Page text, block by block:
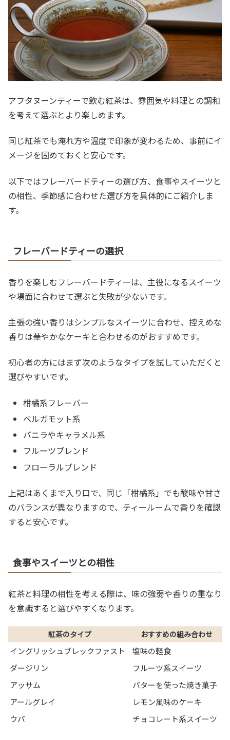
アフタヌーンティーで飲む紅茶は、雰囲気や料理との調和
を考えて選ぶとより楽しめます。
同じ紅茶でも淹れ方や温度で印象が変わるため、事前にイ
メージを固めておくと安心です。
以下ではフレーバードティーの選び方、食事やスイーツと
の相性、季節感に合わせた選び方を具体的にご紹介しま
す。
フレーバードティーの選択
香りを楽しむフレーバードティーは、主役になるスイーツ
や場面に合わせて選ぶと失敗が少ないです。
主張の強い香りはシンプルなスイーツに合わせ、控えめな
香りは華やかなケーキと合わせるのがおすすめです。
初心者の方にはまず次のようなタイプを試していただくと
選びやすいです。
柑橘系フレーバー
ベルガモット系
バニラやキャラメル系
フルーツブレンド
フローラルブレンド
上記はあくまで入り口で、同じ「柑橘系」でも酸味や甘さ
のバランスが異なりますので、ティールームで香りを確認
すると安心です。
食事やスイーツとの相性
紅茶と料理の相性を考える際は、味の強弱や香りの重なり
を意識すると選びやすくなります。
紅茶のタイプ おすすめの組み合わせ
イングリッシュブレックファスト
塩味の軽食
ダージリン
フルーツ系スイーツ
アッサム
バターを使った焼き菓子
アールグレイ
レモン風味のケーキ
ウバ
チョコレート系スイーツ